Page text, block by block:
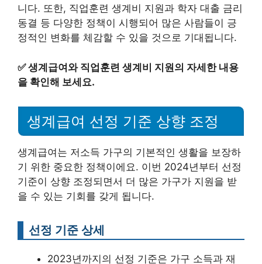
니다. 또한, 직업훈련 생계비 지원과 학자 대출 금리
동결 등 다양한 정책이 시행되어 많은 사람들이 긍
정적인 변화를 체감할 수 있을 것으로 기대됩니다.
✅생계급여와 직업훈련 생계비 지원의 자세한 내용
을 확인해 보세요.
생계급여 선정 기준 상향 조정
생계급여는 저소득 가구의 기본적인 생활을 보장하
기 위한 중요한 정책이에요. 이번 2024년부터 선정
기준이 상향 조정되면서 더 많은 가구가 지원을 받
을 수 있는 기회를 갖게 됩니다.
선정 기준 상세
2023년까지의 선정 기준은 가구 소득과 재